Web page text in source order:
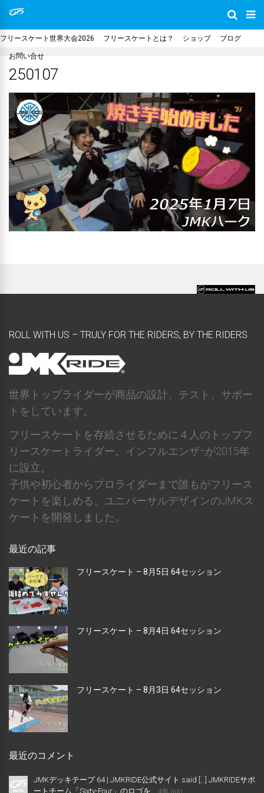
フリースケート世界大会2026 フリースケートとは？ ショップ ブログ
お問い合せ
250107
ROLL WITH US – TRULY FOR THE RIDERS, BY THE RIDERS
世界トップライダーが商品の設計、テスト、サポー
トをしています。
フリースケートを存続させるために４人のトップフ
リースケートライダー。インフルエンザｰが2015年
に設立。
子供や初心者からプロライダーまで誰もがフリース
ケートを楽しめる、ユニバーサルデザインのJMKス
ケートを開発しました。
最近の記事
フリースケート – 8月5日 64セッション
フリースケート – 8月4日 64セッション
フリースケート – 8月3日 64セッション
最近のコメント
JMKデッキテープ 64 | JMKRIDE公式サイト said […] JMKRIDEサポ
ートチーム「Sixty-Four」のロゴを...
4年 ago